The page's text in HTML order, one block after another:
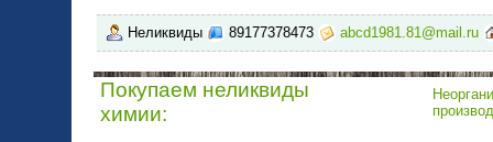
Неликвиды 89177378473 abcd1981.81@mail.ru
Покупаем неликвиды
химии: